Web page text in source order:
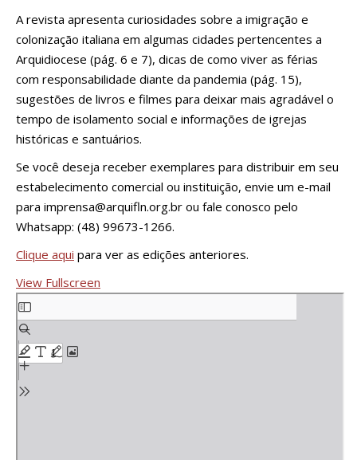
A revista apresenta curiosidades sobre a imigração e
colonização italiana em algumas cidades pertencentes a
Arquidiocese (pág. 6 e 7), dicas de como viver as férias
com responsabilidade diante da pandemia (pág. 15),
sugestões de livros e filmes para deixar mais agradável o
tempo de isolamento social e informações de igrejas
históricas e santuários.
Se você deseja receber exemplares para distribuir em seu
estabelecimento comercial ou instituição, envie um e-mail
para imprensa@arquifln.org.br ou fale conosco pelo
Whatsapp: (48) 99673-1266.
Clique aqui para ver as edições anteriores.
View Fullscreen
Skip
to
PDF
content